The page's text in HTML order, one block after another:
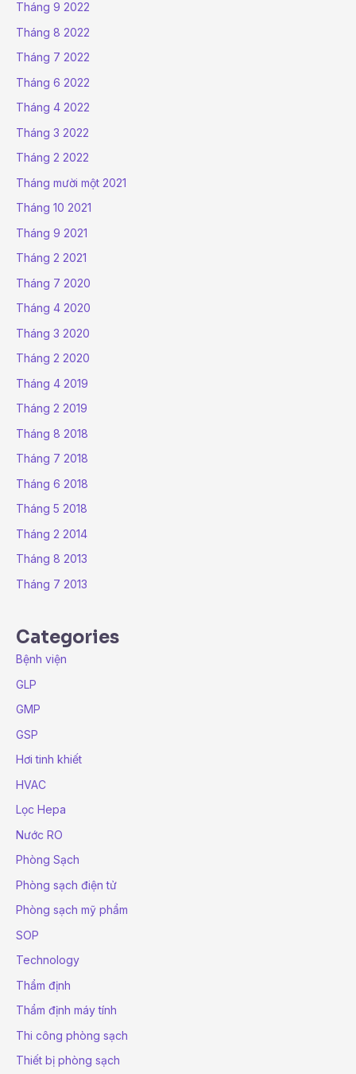
Tháng 9 2022
Tháng 8 2022
Tháng 7 2022
Tháng 6 2022
Tháng 4 2022
Tháng 3 2022
Tháng 2 2022
Tháng mười một 2021
Tháng 10 2021
Tháng 9 2021
Tháng 2 2021
Tháng 7 2020
Tháng 4 2020
Tháng 3 2020
Tháng 2 2020
Tháng 4 2019
Tháng 2 2019
Tháng 8 2018
Tháng 7 2018
Tháng 6 2018
Tháng 5 2018
Tháng 2 2014
Tháng 8 2013
Tháng 7 2013
Categories
Bệnh viện
GLP
GMP
GSP
Hơi tinh khiết
HVAC
Lọc Hepa
Nước RO
Phòng Sạch
Phòng sạch điện tử
Phòng sạch mỹ phẩm
SOP
Technology
Thẩm định
Thẩm định máy tính
Thi công phòng sạch
Thiết bị phòng sạch